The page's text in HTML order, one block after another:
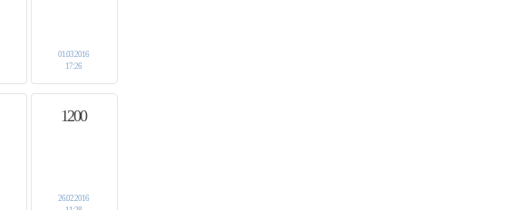
01.03.2016
17:26
1200
26.02.2016